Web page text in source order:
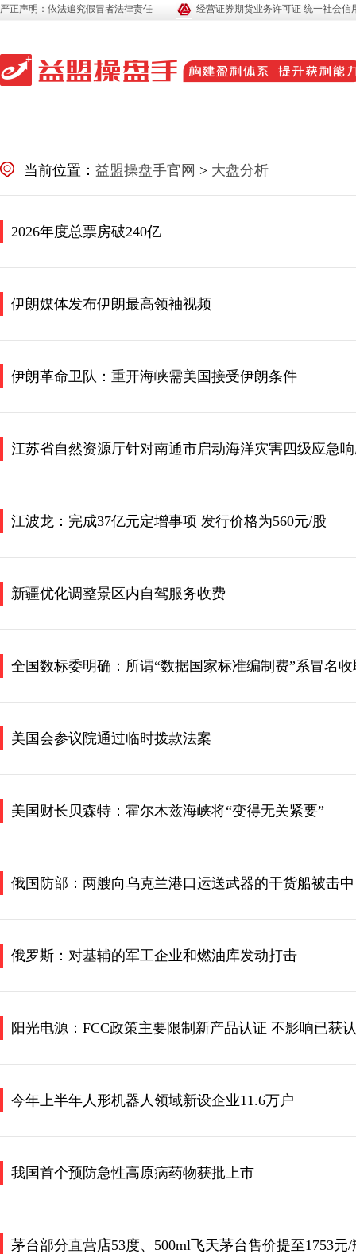
严正声明：依法追究假冒者法律责任 经营证券期货业务许可证 统一社会信
当前位置： 益盟操盘手官网 > 大盘分析
2026年度总票房破240亿
伊朗媒体发布伊朗最高领袖视频
伊朗革命卫队：重开海峡需美国接受伊朗条件
江苏省自然资源厅针对南通市启动海洋灾害四级应急
江波龙：完成37亿元定增事项 发行价格为560元/股
新疆优化调整景区内自驾服务收费
全国数标委明确：所谓“数据国家标准编制费”系冒名收
美国会参议院通过临时拨款法案
美国财长贝森特：霍尔木兹海峡将“变得无关紧要”
俄国防部：两艘向乌克兰港口运送武器的干货船被击中
俄罗斯：对基辅的军工企业和燃油库发动打击
阳光电源：FCC政策主要限制新产品认证 不影响已获
今年上半年人形机器人领域新设企业11.6万户
我国首个预防急性高原病药物获批上市
茅台部分直营店53度、500ml飞天茅台售价提至1753元/